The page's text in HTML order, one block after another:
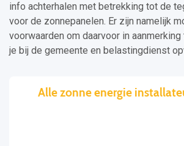
info achterhalen met betrekking tot de
voor de zonnepanelen. Er zijn namelijk
voorwaarden om daarvoor in
je bij de gemeente en belastingdienst
Alle zonne energie